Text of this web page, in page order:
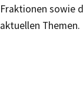
Fraktionen sowie
aktuellen Themen.